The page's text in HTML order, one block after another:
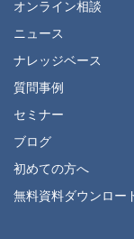
オンライン相談
ニュース
ナレッジベース
質問事例
セミナー
ブログ
初めての方へ
無料資料ダウンロー